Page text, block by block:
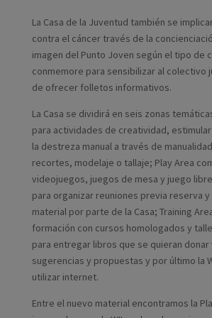
La Casa de la Juventud también se
contra el cáncer través de la
imagen del Punto Joven según el tipo de
conmemore para sensibilizar al colectivo
de ofrecer folletos informativos.
La Casa se dividirá en seis zonas
para actividades de creatividad, estimular
la destreza manual a través de
recortes, modelaje o tallaje; Play Area
videojuegos, juegos de mesa y juego
para organizar reuniones previa reserva
material por parte de la Casa; Training
formación con cursos homologados y
para entregar libros que se quieran donar
sugerencias y propuestas y por último la
utilizar internet.
Entre el nuevo material encontramos la